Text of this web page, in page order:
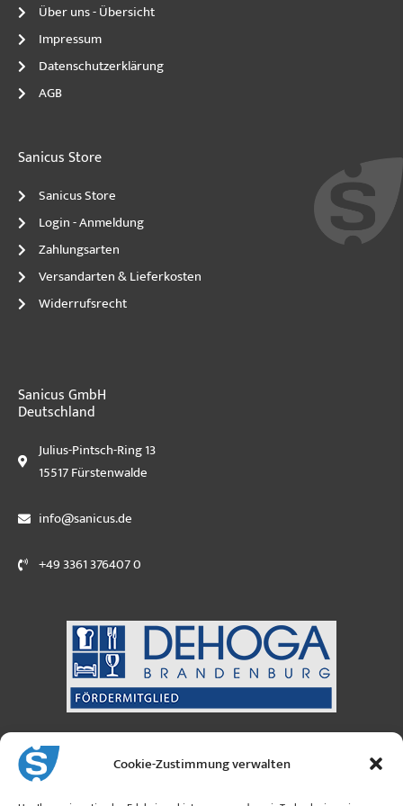
Cookie-Zustimmung verwalten
Über uns - Übersicht
Impressum
Datenschutzerklärung
AGB
Sanicus Store
Sanicus Store
Login - Anmeldung
Zahlungsarten
Versandarten & Lieferkosten
Widerrufsrecht
Sanicus GmbH
Deutschland
Julius-Pintsch-Ring 13
15517 Fürstenwalde
info@sanicus.de
+49 3361 376407 0
Sanicus GmbH
Österreich